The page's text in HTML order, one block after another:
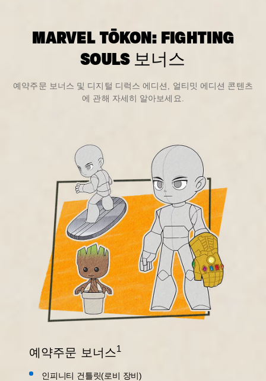
MARVEL TŌKON: FIGHTING
SOULS 보너스
예약주문 보너스 및 디지털 디럭스 에디션, 얼티밋 에디션 콘텐츠
에 관해 자세히 알아보세요.
예약주문 보너스1
인피니티 건틀릿(로비 장비)